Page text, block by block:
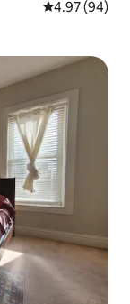
Meánrátáil
4.97 (94)